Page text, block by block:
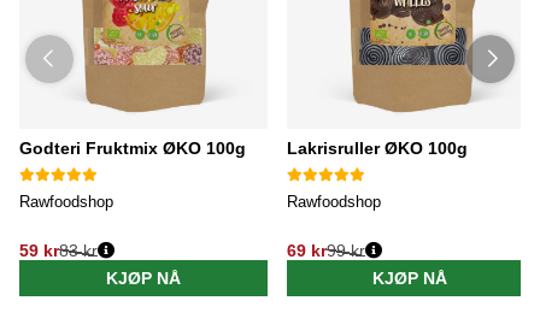
Godteri Fruktmix ØKO 100g
Rawfoodshop
59 kr83 kr
KJØP NÅ
Lakrisruller ØKO 100g
Rawfoodshop
69 kr99 kr
KJØP NÅ